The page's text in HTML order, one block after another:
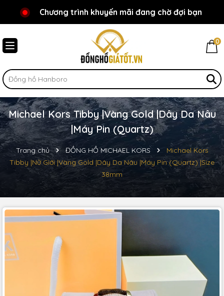
Chào mừng bạn đến với Đồnghồgiátốt.vn!
Chương trình khuyến mãi đang chờ đợi bạn
0
Michael Kors Tibby |Vàng Gold |Dây Da Nâu
|Máy Pin (Quartz)
Trang chủ ĐỒNG HỒ MICHAEL KORS
Michael Kors
Tibby |Nữ Giới |Vàng Gold |Dây Da Nâu |Máy Pin (Quartz) |Size
38mm